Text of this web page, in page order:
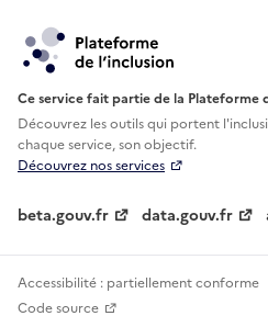
Ce service fait partie de la Plateforme
Découvrez les outils qui portent
chaque service, son objectif.
Découvrez nos services
beta.gouv.fr data.gouv.fr
Accessibilité : partiellement conforme
Code source